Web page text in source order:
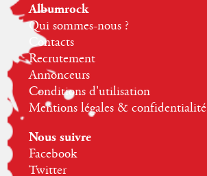
Albumrock
Qui sommes-nous ?
Contacts
Recrutement
Annonceurs
Conditions d'utilisation
Mentions légales & confidentialité
Nous suivre
Facebook
Twitter